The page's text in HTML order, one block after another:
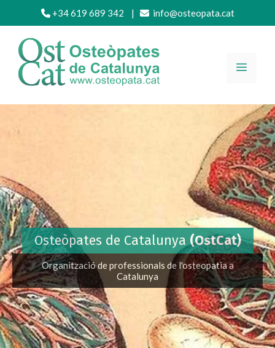
contingut
+34 619 689 342 | info@osteopata.cat
MENÚ
Osteòpates de Catalunya(OstCat)
Organització de professionals de l'osteopatia a
Catalunya